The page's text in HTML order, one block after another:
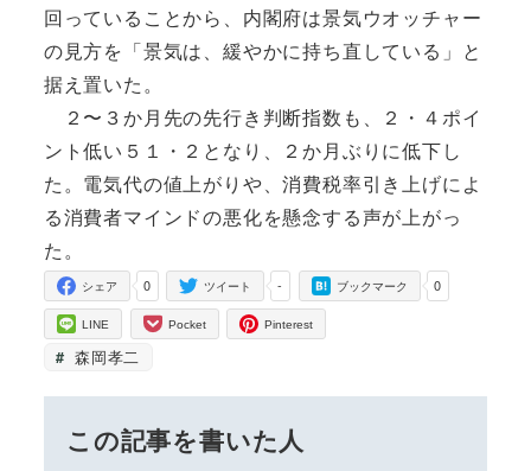
回っていることから、内閣府は景気ウオッチャー
の見方を「景気は、緩やかに持ち直している」と
据え置いた。
２〜３か月先の先行き判断指数も、２・４ポイ
ント低い５１・２となり、２か月ぶりに低下し
た。電気代の値上がりや、消費税率引き上げによ
る消費者マインドの悪化を懸念する声が上がっ
た。
0
シェア -
ツイート 0
ブックマーク
LINE Pocket Pinterest
森岡孝二
この記事を書いた人